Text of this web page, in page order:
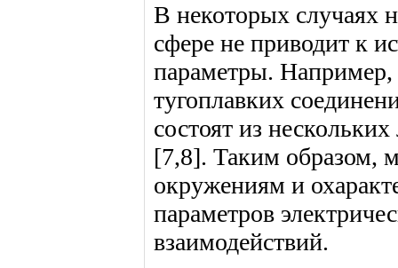
В некоторых случаях
сфере не приводит к
параметры.
тугоплавких
состоят из
[7,8]. Таким образом,
окружениям и
параметров
взаимодействий.